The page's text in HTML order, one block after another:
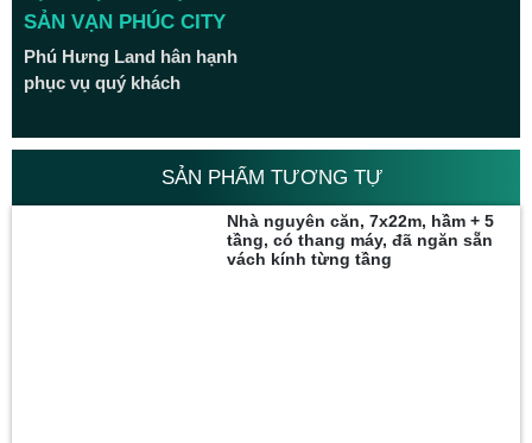
SẢN VẠN PHÚC CITY
Phú Hưng Land hân hạnh
phục vụ quý khách
SẢN PHẨM TƯƠNG TỰ
Nhà nguyên căn, 7x22m, hầm + 5
tầng, có thang máy, đã ngăn sẵn
vách kính từng tầng